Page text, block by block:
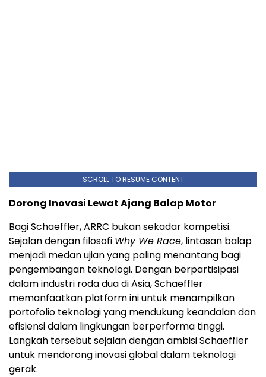
SCROLL TO RESUME CONTENT
Dorong Inovasi Lewat Ajang Balap Motor
Bagi Schaeffler, ARRC bukan sekadar kompetisi.
Sejalan dengan filosofi Why We Race, lintasan balap
menjadi medan ujian yang paling menantang bagi
pengembangan teknologi. Dengan berpartisipasi
dalam industri roda dua di Asia, Schaeffler
memanfaatkan platform ini untuk menampilkan
portofolio teknologi yang mendukung keandalan dan
efisiensi dalam lingkungan berperforma tinggi.
Langkah tersebut sejalan dengan ambisi Schaeffler
untuk mendorong inovasi global dalam teknologi
gerak.